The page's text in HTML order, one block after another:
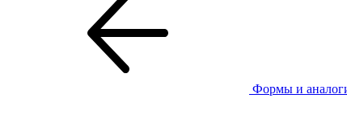
Формы и